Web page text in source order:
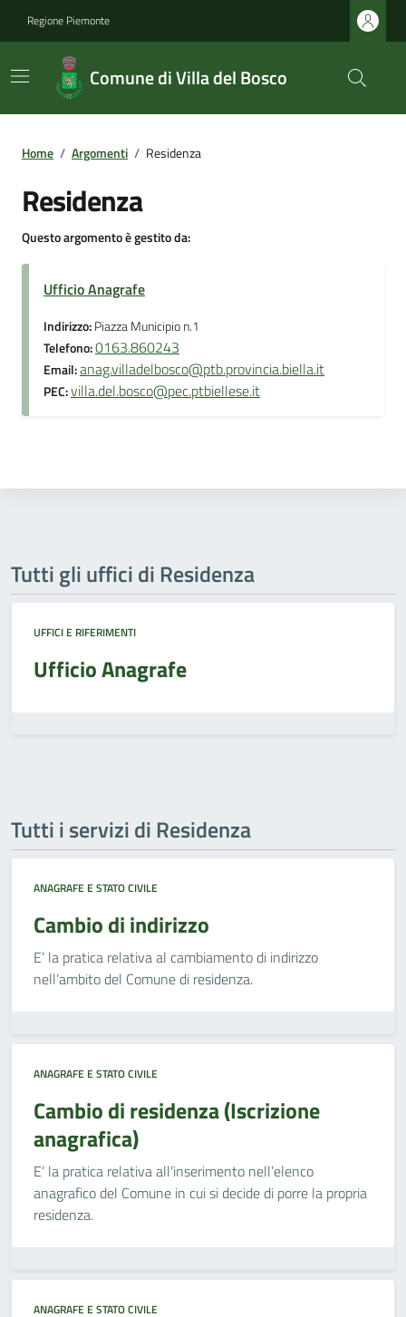
Regione Piemonte
Comune di Villa del Bosco
Home / Argomenti / Residenza
Residenza
Questo argomento è gestito da:
Ufficio Anagrafe
Indirizzo:Piazza Municipio n.1
Telefono:0163.860243
Email:anag.villadelbosco@ptb.provincia.biella.it
PEC:villa.del.bosco@pec.ptbiellese.it
Tutti gli uffici di Residenza
UFFICI E RIFERIMENTI
Ufficio Anagrafe
Tutti i servizi di Residenza
ANAGRAFE E STATO CIVILE
Cambio di indirizzo
E’ la pratica relativa al cambiamento di indirizzo
nell’ambito del Comune di residenza.
ANAGRAFE E STATO CIVILE
Cambio di residenza (Iscrizione
anagrafica)
E’ la pratica relativa all’inserimento nell’elenco
anagrafico del Comune in cui si decide di porre la propria
residenza.
ANAGRAFE E STATO CIVILE